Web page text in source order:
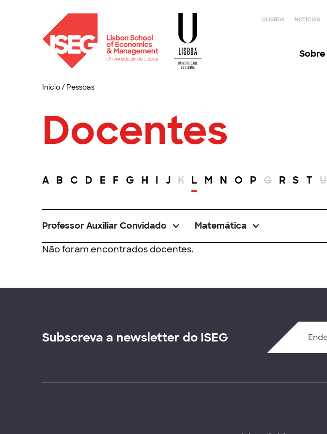
ULISBOA NOTÍCIAS
Sobre
Início/ Pessoas
Docentes
A B C D E F G H I J K L M N O P Q R S T U
Professor Auxiliar Convidado Matemática
Não foram encontrados docentes.
Subscreva a newsletter do ISEG